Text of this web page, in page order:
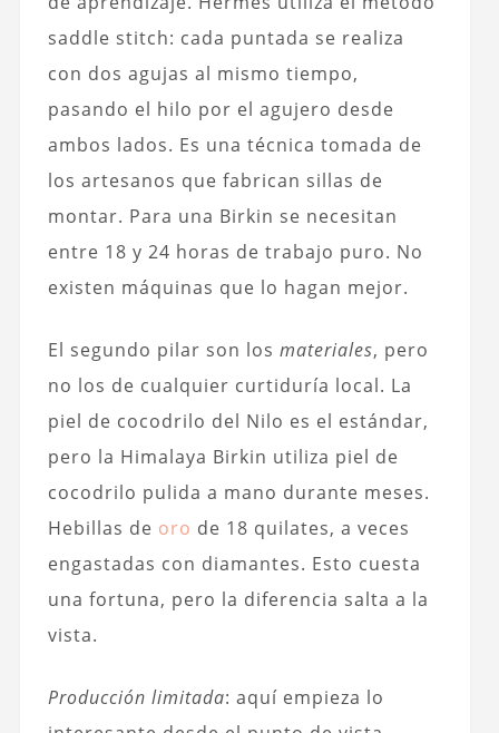
saddle stitch: cada puntada se realiza
con dos agujas al mismo tiempo,
pasando el hilo por el agujero desde
ambos lados. Es una técnica tomada de
los artesanos que fabrican sillas de
montar. Para una Birkin se necesitan
entre 18 y 24 horas de trabajo puro. No
existen máquinas que lo hagan mejor.
El segundo pilar son los materiales, pero
no los de cualquier curtiduría local. La
piel de cocodrilo del Nilo es el estándar,
pero la Himalaya Birkin utiliza piel de
cocodrilo pulida a mano durante meses.
Hebillas de oro de 18 quilates, a veces
engastadas con diamantes. Esto cuesta
una fortuna, pero la diferencia salta a la
vista.
Producción limitada: aquí empieza lo